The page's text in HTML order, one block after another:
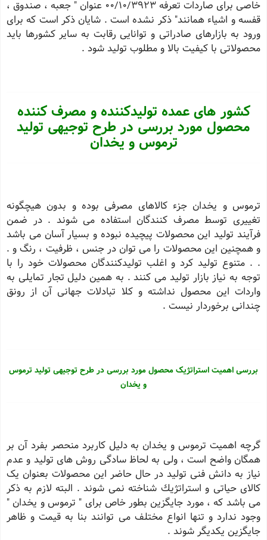
خاصی برای صاردات تعرفه 00/10/3923 عنوان " جعبه ، صندوق ،
قفسه و اشیاء همانند" ذكر نشده است . شایان ذكر است كه برای
ورود به بازارهای صادراتی و توانایی رقابت به سایر كشورها باید
محصولاتی با كیفیت بالا و مطلوب تولید شود .
کشور های عمده تولیدکننده و مصرف کننده
محصول مورد بررسی در طرح توجیهی تولید
ترموس و یخدان
ترموس و یخدان جزء كالاهای مصرفی بوده و بدون هیچگونه
تغییری توسط مصرف كنندگان استفاده می شوند . در ضمن
فرآیند تولید این محصولات پیچیده نبوده و بسیار آسان می باشد
و همچنین این محصولات را می توان در جنس ، ظرفیت ، رنگ و .
. . متنوع تولید كرد و اغلب تولیدكنندگان محصولات خود را با
توجه به نیاز بازار تولید می كنند . به همین دلیل تجار تمایلی به
واردات این محصول نداشته و كلا تبادلات جهانی آن از رونق
چندانی برخوردار نیست .
بررسی اهمیت استراتژیک محصول مورد بررسی در طرح توجیهی تولید ترموس
و یخدان
گرچه اهمیت ترموس و یخدان به دلیل كاربرد منحصر بفرد آن بر
همگان واضح است ، ولی به لحاظ سادگی روش های تولید و عدم
نیاز به دانش فنی تولید در حال حاضر این محصولات بعنوان یک
کالای حیاتی و استراتژیك شناخته نمی شوند . البته لازم به ذکر
می باشد که ، مورد جایگزین بطور خاص برای " ترموس و یخدان "
وجود ندارد و تنها انواع مختلف می توانند بنا به قیمت و ظاهر
جایگزین یكدیگر شوند .